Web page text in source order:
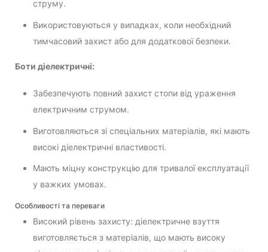
струму.
Використовуються у випадках, коли необхідний
тимчасовий захист або для додаткової безпеки.
Боти діелектричні:
Забезпечують повний захист стопи від ураження
електричним струмом.
Виготовляються зі спеціальних матеріалів, які мають
високі діелектричні властивості.
Мають міцну конструкцію для тривалої експлуатації
у важких умовах.
Особливості та переваги
Високий рівень захисту: діелектричне взуття
виготовляється з матеріалів, що мають високу